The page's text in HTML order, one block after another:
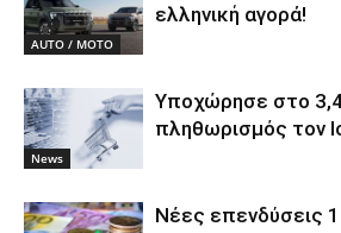
AUTO / MOTO
ελληνική αγορά!
News
Υποχώρησε στο
πληθωρισμός τον
Νέες επενδύσεις